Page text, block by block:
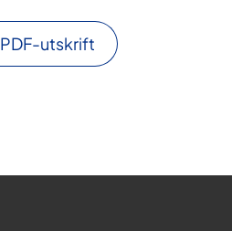
PDF-utskrift